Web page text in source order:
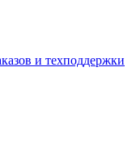
и техподдержки